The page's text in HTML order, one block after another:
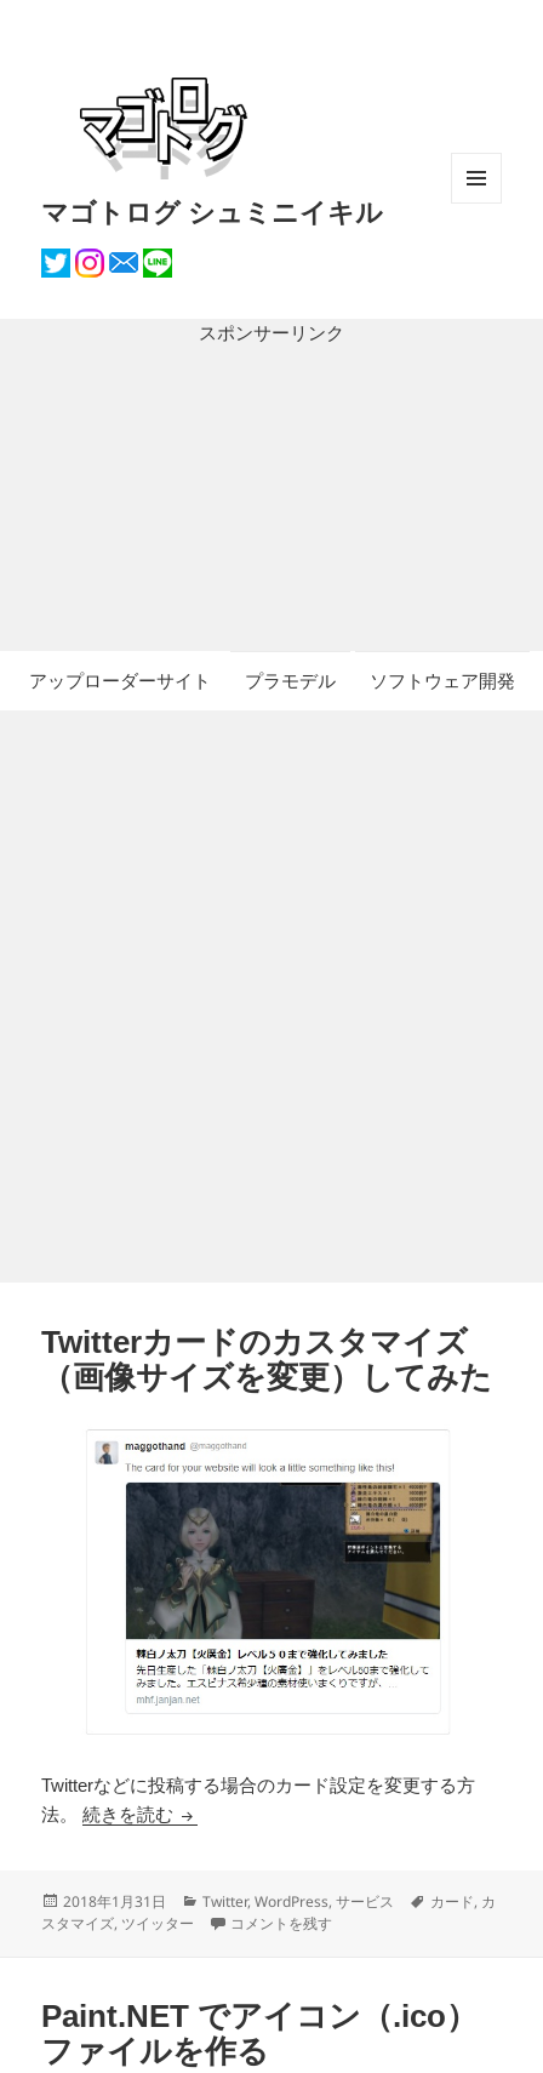
マゴトログ シュミニイキル
スポンサーリンク
アップローダーサイト プラモデル ソフトウェア開発
Twitterカードのカスタマイズ
（画像サイズを変更）してみた
Twitterなどに投稿する場合のカード設定を変更する方
法。続きを読む Twitterカードのカスタマイズ（画像サイズ
投
稿
2018年1月31日
カ
テ
Twitter,WordPress,サービス
タ
カード, カ
スタマイズ, ツイッター Twitterカードのカスタマイズ（画像サイズを
コメントを残す
Paint.NET でアイコン（.ico）
ファイルを作る